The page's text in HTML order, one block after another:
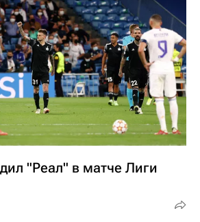
"Реал" в матче Лиги